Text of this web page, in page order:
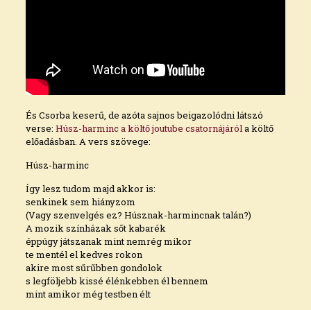
És Csorba keserű, de azóta sajnos beigazolódni látszó
verse: Húsz-harminc a költő joutube csatornájáróla költő
előadásban. A vers szövege:
Húsz-harminc
Így lesz tudom majd akkor is:
senkinek sem hiányzom
(Vagy szenvelgés ez? Húsznak-harmincnak talán?)
A mozik színházak sőt kabarék
éppúgy játszanak mint nemrég mikor
te mentél el kedves rokon
akire most sűrűbben gondolok
s legföljebb kissé élénkebben él bennem
mint amikor még testben élt